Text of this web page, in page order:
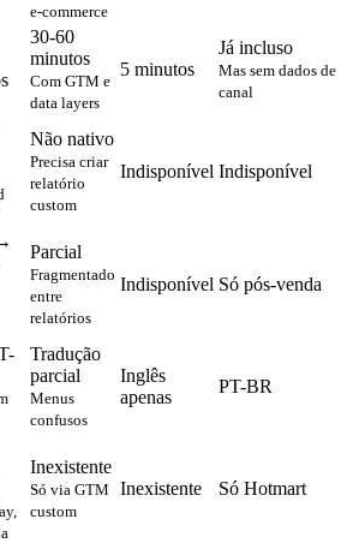
e-commerce
30-60
minutos
Com GTM e
data layers
5 minutos
Já incluso
Mas sem dados de
canal
Não nativo
Precisa criar
relatório
custom
Indisponível Indisponível
Parcial
Fragmentado
entre
relatórios
Indisponível Só pós-venda
Tradução
parcial
Menus
confusos
Inglês
apenas
PT-BR
Inexistente
Só via GTM
custom
Inexistente Só Hotmart